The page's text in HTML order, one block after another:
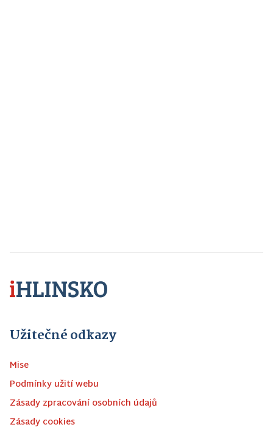
Užitečné odkazy
Mise
Podmínky užití webu
Zásady zpracování osobních údajů
Zásady cookies